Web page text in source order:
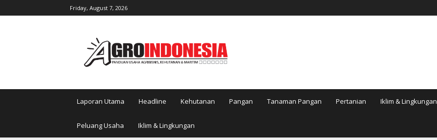
Friday, August 7, 2026
Laporan Utama Headline Kehutanan Pangan Tanaman Pangan Pertanian Iklim & Lingkungan
Peluang Usaha Iklim & Lingkungan